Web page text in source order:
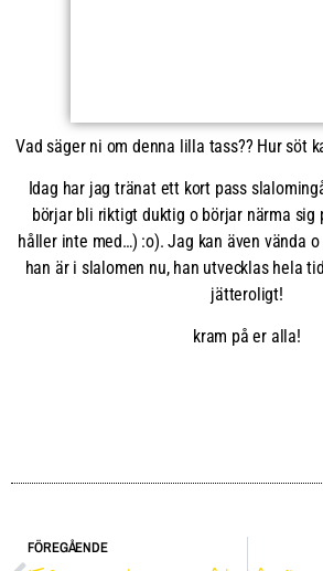
Vad säger ni om denna lilla tass?? Hur söt
Idag har jag tränat ett kort pass
börjar bli riktigt duktig o börjar närma sig
håller inte med…) :o). Jag kan även vända
han är i slalomen nu, han utvecklas hela
jätteroligt!
kram på er alla!
FÖREGÅENDE